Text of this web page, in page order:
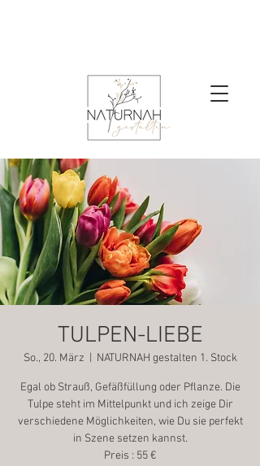
TULPEN-LIEBE
So., 20. März NATURNAH gestalten 1. Stock
Egal ob Strauß, Gefäßfüllung oder Pflanze. Die
Tulpe steht im Mittelpunkt und ich zeige Dir
verschiedene Möglichkeiten, wie Du sie perfekt
in Szene setzen kannst.
Preis : 55 €